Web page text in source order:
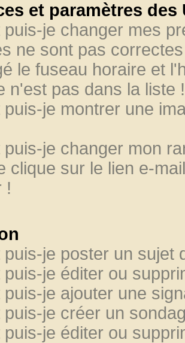
et paramètres
puis-je changer mes
ne sont pas
le fuseau horaire et
n'est pas dans la liste !
puis-je montrer une
puis-je changer mon
clique sur le lien e-
!
puis-je poster un sujet
puis-je éditer ou
puis-je ajouter une
puis-je créer un
puis-je éditer ou